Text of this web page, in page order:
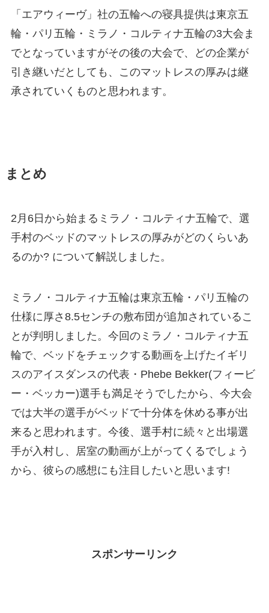
「エアウィーヴ」社の五輪への寝具提供は東京五
輪・パリ五輪・ミラノ・コルティナ五輪の3大会ま
でとなっていますがその後の大会で、どの企業が
引き継いだとしても、このマットレスの厚みは継
承されていくものと思われます。
まとめ
2月6日から始まるミラノ・コルティナ五輪で、選
手村のベッドのマットレスの厚みがどのくらいあ
るのか? について解説しました。
ミラノ・コルティナ五輪は東京五輪・パリ五輪の
仕様に厚さ8.5センチの敷布団が追加されているこ
とが判明しました。今回のミラノ・コルティナ五
輪で、ベッドをチェックする動画を上げたイギリ
スのアイスダンスの代表・Phebe Bekker(フィービ
ー・ベッカー)選手も満足そうでしたから、今大会
では大半の選手がベッドで十分体を休める事が出
来ると思われます。今後、選手村に続々と出場選
手が入村し、居室の動画が上がってくるでしょう
から、彼らの感想にも注目したいと思います!
スポンサーリンク